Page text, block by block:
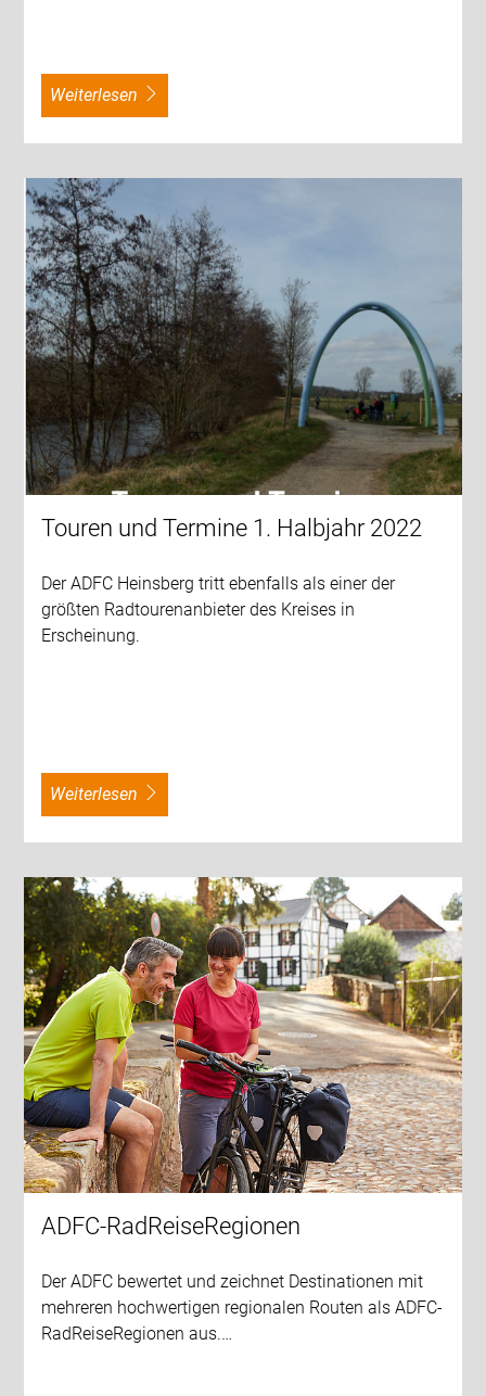
weiterlesen
Touren und Termine 1. Halbjahr 2022
Der ADFC Heinsberg tritt ebenfalls als einer der
größten Radtourenanbieter des Kreises in
Erscheinung.
weiterlesen
ADFC-RadReiseRegionen
Der ADFC bewertet und zeichnet Destinationen mit
mehreren hochwertigen regionalen Routen als ADFC-
RadReiseRegionen aus.…